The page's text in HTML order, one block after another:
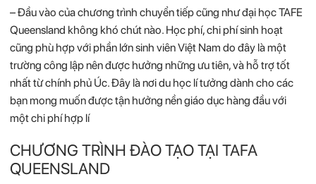
– Đầu vào của chương trình chuyển tiếp cũng như đại học TAFE
Queensland không khó chút nào. Học phí, chi phí sinh hoạt
cũng phù hợp với phần lớn sinh viên Việt Nam do đây là một
trường công lập nên được hưởng những ưu tiên, và hỗ trợ tốt
nhất từ chính phủ Úc. Đây là nơi du học lí tưởng dành cho các
bạn mong muốn được tận hưởng nền giáo dục hàng đầu với
một chi phí hợp lí
CHƯƠNG TRÌNH ĐÀO TẠO TẠI TAFA
QUEENSLAND